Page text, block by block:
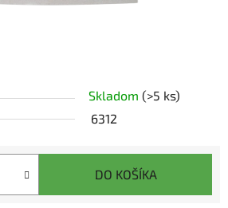
Skladom (>5 ks)
6312
DO KOŠÍKA